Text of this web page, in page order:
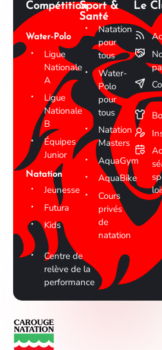
Compétition
Water-Polo
Ligue
Nationale
A
Ligue
Nationale
B
Équipes
Junior
Natation
Jeunesse
Futura
Kids
Centre de
relève de la
performance
Sport &
Santé
Natation
pour
tous
Water-
Polo
pour
tous
Natation
Masters
AquaGym
AquaBike
Cours
privés
de
natation
Le